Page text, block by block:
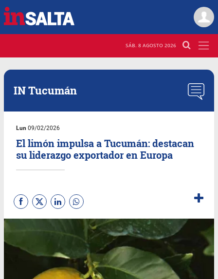
SÁB. 8 AGOSTO 2026
IN Tucumán
Lun 09/02/2026
El limón impulsa a Tucumán: destacan
su liderazgo exportador en Europa